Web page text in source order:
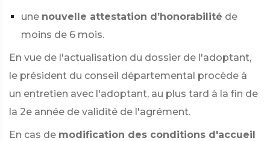
une nouvelle attestation d’honorabilité de
moins de 6 mois.
En vue de l'actualisation du dossier de l'adoptant,
le président du conseil départemental procède à
un entretien avec l'adoptant, au plus tard à la fin de
la 2e année de validité de l'agrément.
En cas de modification des conditions d'accueil